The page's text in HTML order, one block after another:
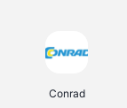
Conrad